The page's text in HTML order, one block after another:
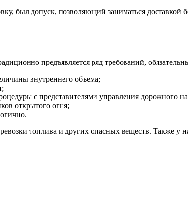
был допуск, позволяющий заниматься
предъявляется ряд требований,
внутреннего объема;
с представителями управления дорожного
открытого огня;
топлива и других опасных веществ. Также у